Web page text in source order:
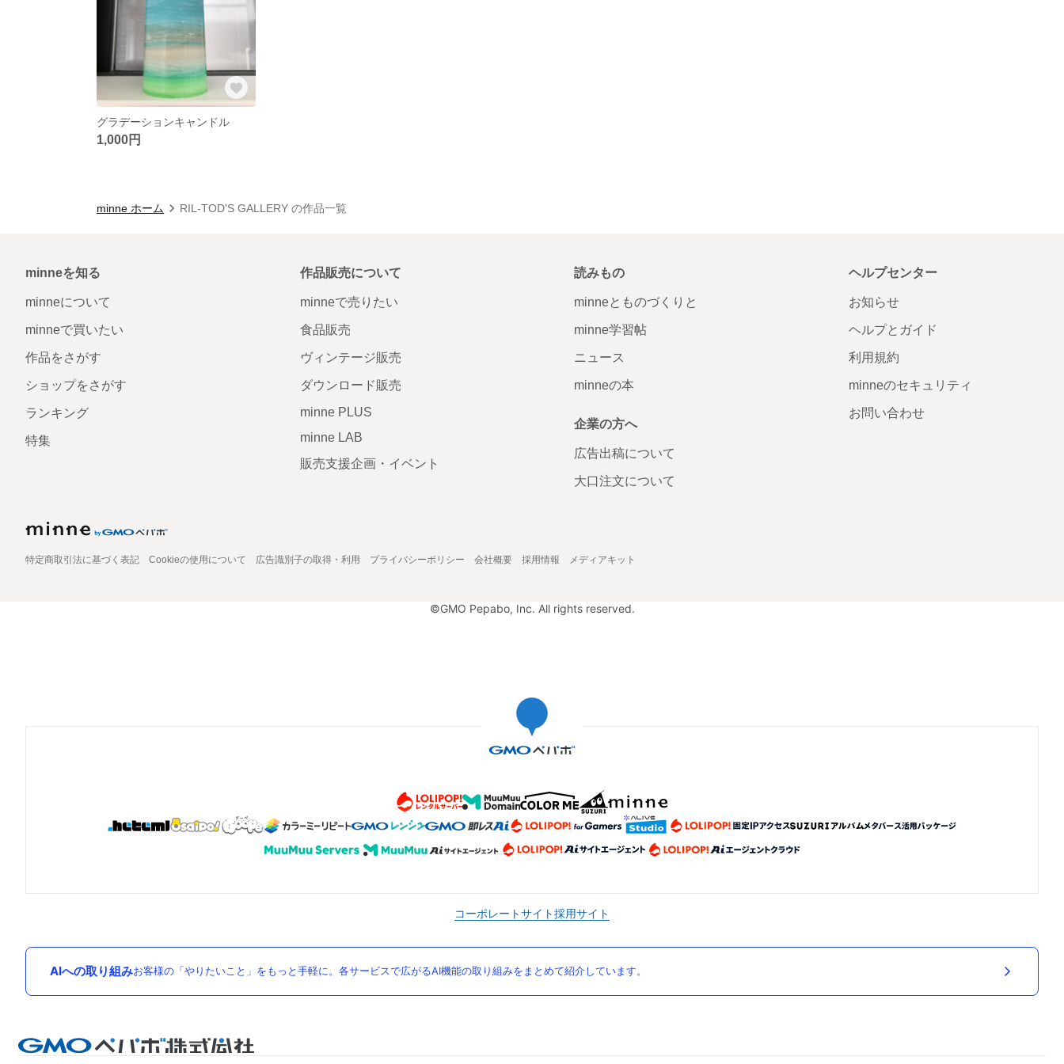
グラデーションキャンドル
1,000円
minne ホーム RIL-TOD'S GALLERY の作品一覧
minneを知る
minneについて
minneで買いたい
作品をさがす
ショップをさがす
ランキング
特集
作品販売について
minneで売りたい
食品販売
ヴィンテージ販売
ダウンロード販売
minne PLUS
minne LAB
販売支援企画・イベント
読みもの
minneとものづくりと
minne学習帖
ニュース
minneの本
企業の方へ
広告出稿について
大口注文について
ヘルプセンター
お知らせ
ヘルプとガイド
利用規約
minneのセキュリティ
お問い合わせ
特定商取引法に基づく表記 Cookieの使用について 広告識別子の取得・利用 プライバシーポリシー 会社概要 採用情報 メディアキット
©GMO Pepabo, Inc. All rights reserved.
コーポレートサイト採用サイト
AIへの取り組みお客様の「やりたいこと」をもっと手軽に。各サービスで広がるAI機能の取り組みをまとめて紹介しています。